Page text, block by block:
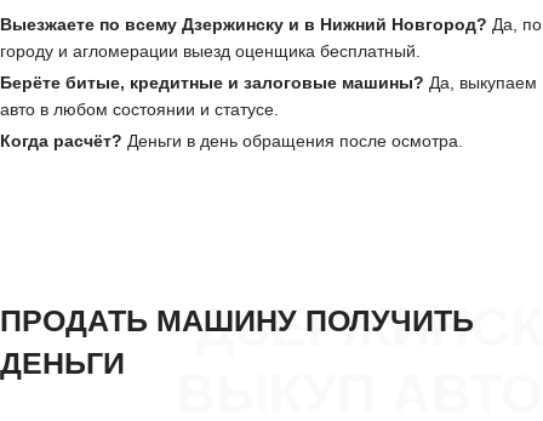
Выезжаете по всему Дзержинску и в Нижний Новгород? Да, по
городу и агломерации выезд оценщика бесплатный.
Берёте битые, кредитные и залоговые машины? Да, выкупаем
авто в любом состоянии и статусе.
Когда расчёт? Деньги в день обращения после осмотра.
ДЗЕРЖИНСК
ПРОДАТЬ МАШИНУ ПОЛУЧИТЬ
ДЕНЬГИ